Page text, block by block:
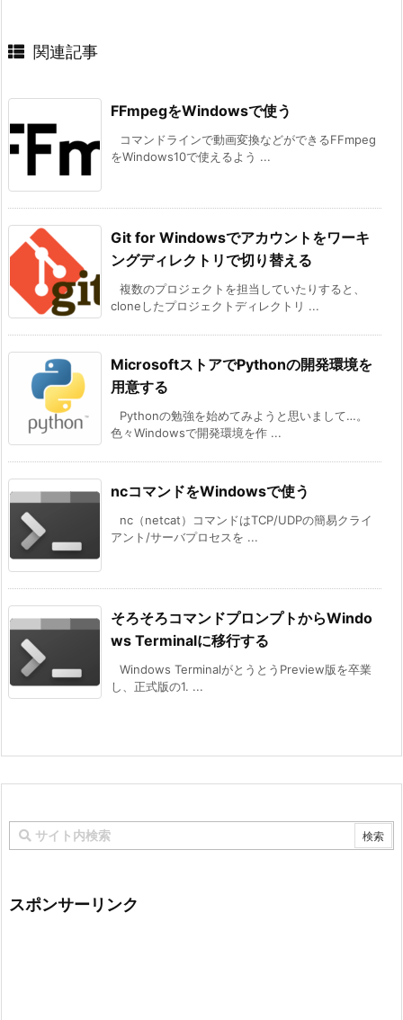
関連記事
FFmpegをWindowsで使う
コマンドラインで動画変換などができるFFmpeg
をWindows10で使えるよう ...
Git for Windowsでアカウントをワーキ
ングディレクトリで切り替える
複数のプロジェクトを担当していたりすると、
cloneしたプロジェクトディレクトリ ...
MicrosoftストアでPythonの開発環境を
用意する
Pythonの勉強を始めてみようと思いまして…。
色々Windowsで開発環境を作 ...
ncコマンドをWindowsで使う
nc（netcat）コマンドはTCP/UDPの簡易クライ
アント/サーバプロセスを ...
そろそろコマンドプロンプトからWindo
ws Terminalに移行する
Windows TerminalがとうとうPreview版を卒業
し、正式版の1. ...
スポンサーリンク